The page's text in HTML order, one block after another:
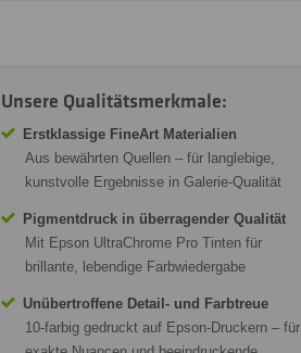
Unsere Qualitätsmerkmale:
Erstklassige FineArt Materialien
Aus bewährten Quellen – für langlebige,
kunstvolle Ergebnisse in Galerie-Qualität
Pigmentdruck in überragender Qualität
Mit Epson UltraChrome Pro Tinten für
brillante, lebendige Farbwiedergabe
Unübertroffene Detail- und Farbtreue
10-farbig gedruckt auf Epson-Druckern – für